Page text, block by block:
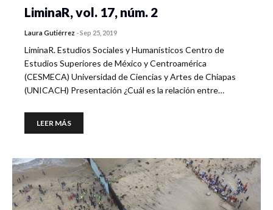
LiminaR, vol. 17, núm. 2
Laura Gutiérrez -Sep 25, 2019
LiminaR. Estudios Sociales y Humanísticos Centro de
Estudios Superiores de México y Centroamérica
(CESMECA) Universidad de Ciencias y Artes de Chiapas
(UNICACH) Presentación ¿Cuál es la relación entre…
LEER MÁS